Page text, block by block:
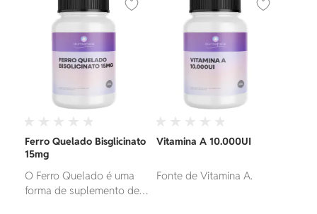
Ferro Quelado Bisglicinato
15mg
O Ferro Quelado é uma
forma de suplemento de
Adicionar aos favoritos
Vitamina A 10.000UI
Fonte de Vitamina A.
Adicionar